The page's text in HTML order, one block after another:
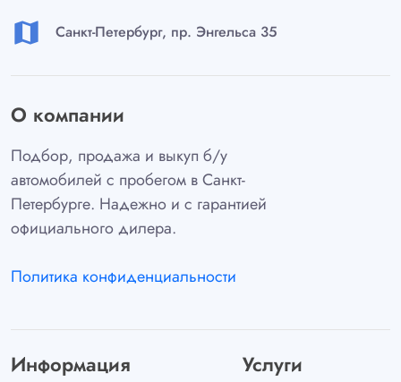
map Санкт-Петербург, пр. Энгельса 35
О компании
Подбор, продажа и выкуп б/у
автомобилей с пробегом в Санкт-
Петербурге. Надежно и с гарантией
официального дилера.
Политика конфиденциальности
Информация Услуги